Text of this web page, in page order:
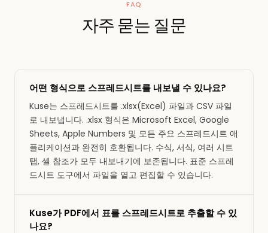
FAQ
자주 묻는 질문
어떤 형식으로 스프레드시트를 내보낼 수 있나요?
Kuse는 스프레드시트를 .xlsx(Excel) 파일과 CSV 파일
로 내보냅니다. .xlsx 형식은 Microsoft Excel, Google
Sheets, Apple Numbers 및 모든 주요 스프레드시트 애
플리케이션과 완전히 호환됩니다. 수식, 서식, 여러 시트
탭, 셀 참조가 모두 내보내기에 보존됩니다. 표준 스프레
드시트 도구에서 파일을 열고 편집할 수 있습니다.
Kuse가 PDF에서 표를 스프레드시트로 추출할 수 있
나요?